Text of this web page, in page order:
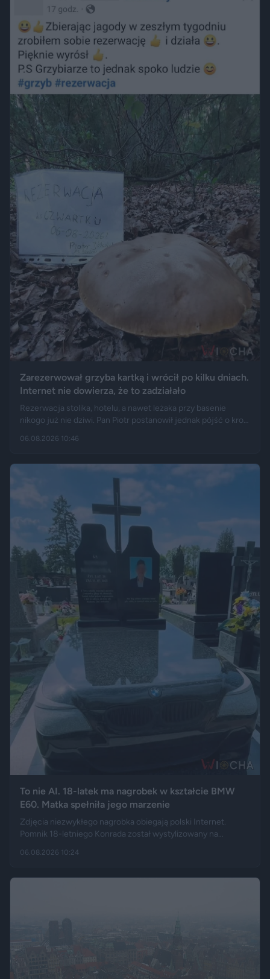
trawnika, który nie został przeznaczony do rekreacji.
Zarezerwował grzyba kartką i wrócił po kilku dniach.
Internet nie dowierza, że to zadziałało
Rezerwacja stolika, hotelu, a nawet leżaka przy basenie
nikogo już nie dziwi. Pan Piotr postanowił jednak pójść o krok
„Fakt”, po kilku dniach wrócił w to samo miejsce i odkrył, że
06.08.2026 10:46
To nie AI. 18-latek ma nagrobek w kształcie BMW
E60. Matka spełniła jego marzenie
Zdjęcia niezwykłego nagrobka obiegają polski Internet.
Pomnik 18-letniego Konrada został wystylizowany na
logo marki, a nawet elementy przypominające układ
06.08.2026 10:24